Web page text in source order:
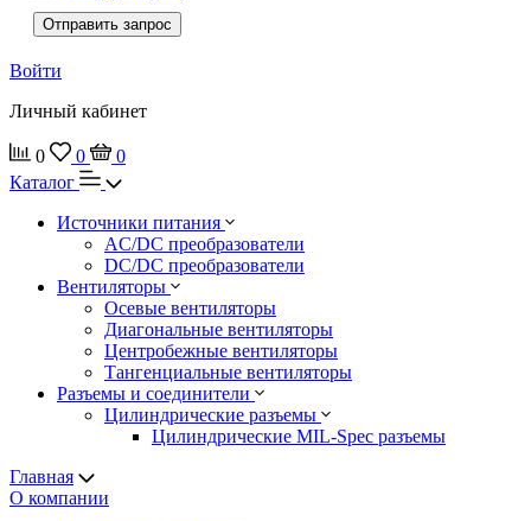
Отправить запрос
Войти
Личный кабинет
0 0
0
Каталог
Источники питания
AC/DC преобразователи
DC/DC преобразователи
Вентиляторы
Осевые вентиляторы
Диагональные вентиляторы
Центробежные вентиляторы
Тангенциальные вентиляторы
Разъемы и соединители
Цилиндрические разъемы
Цилиндрические MIL-Spec разъемы
Главная
О компании